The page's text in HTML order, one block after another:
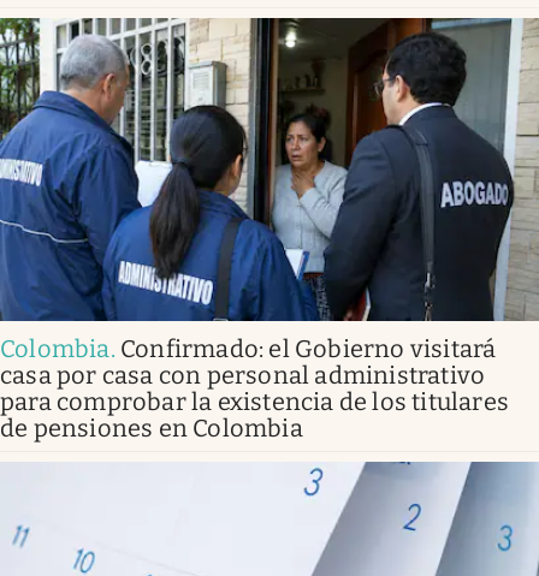
Colombia. Confirmado: el Gobierno visitará
casa por casa con personal administrativo
para comprobar la existencia de los titulares
de pensiones en Colombia